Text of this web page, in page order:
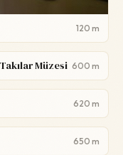
120 m
Müzesi 600 m
620 m
650 m